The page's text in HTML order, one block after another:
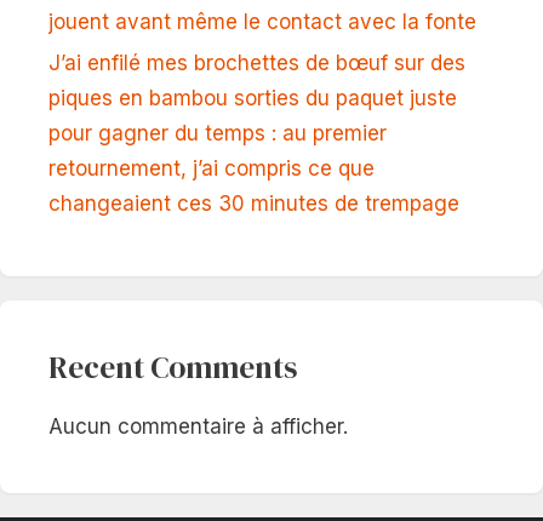
jouent avant même le contact avec la fonte
J’ai enfilé mes brochettes de bœuf sur des
piques en bambou sorties du paquet juste
pour gagner du temps : au premier
retournement, j’ai compris ce que
changeaient ces 30 minutes de trempage
Recent Comments
Aucun commentaire à afficher.